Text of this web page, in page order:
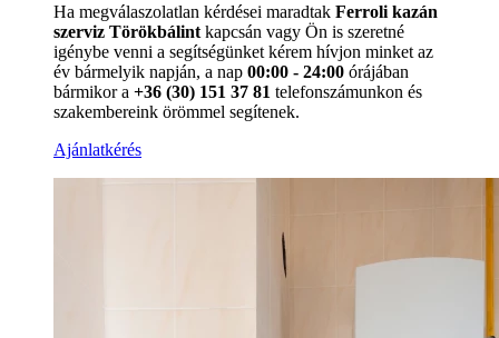
Ha megválaszolatlan kérdései maradtak Ferroli kazán
szerviz Törökbálint kapcsán vagy Ön is szeretné
igénybe venni a segítségünket kérem hívjon minket az
év bármelyik napján, a nap 00:00 - 24:00 órájában
bármikor a +36 (30) 151 37 81 telefonszámunkon és
szakembereink örömmel segítenek.
Ajánlatkérés